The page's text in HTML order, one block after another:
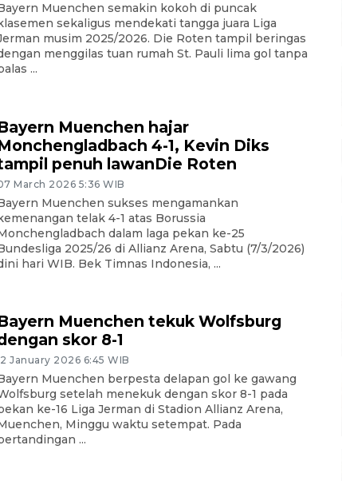
Muenchen semakin kokoh di puncak
sekaligus mendekati tangga juara Liga
musim 2025/2026. Die Roten tampil beringas
menggilas tuan rumah St. Pauli lima gol tanpa
...
Muenchen hajar
4-1, Kevin Diks
penuh lawanDie Roten
March 2026 5:36 WIB
Muenchen sukses mengamankan
telak 4-1 atas Borussia
dalam laga pekan ke-25
2025/26 di Allianz Arena, Sabtu (7/3/2026)
hari WIB. Bek Timnas Indonesia, ...
Muenchen tekuk Wolfsburg
skor 8-1
January 2026 6:45 WIB
Muenchen berpesta delapan gol ke gawang
setelah menekuk dengan skor 8-1 pada
ke-16 Liga Jerman di Stadion Allianz Arena,
Minggu waktu setempat. Pada
...